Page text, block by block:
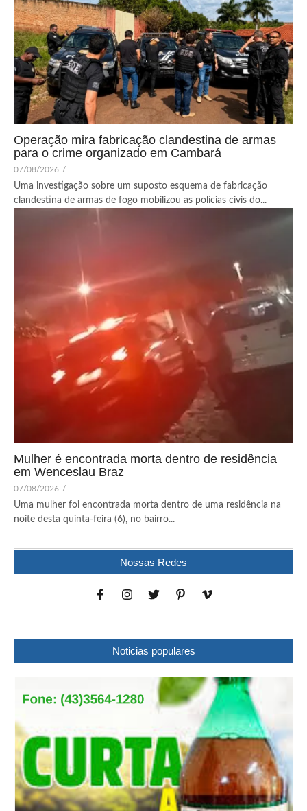
Operação mira fabricação clandestina de armas
para o crime organizado em Cambará
07/08/2026 /
Uma investigação sobre um suposto esquema de fabricação
clandestina de armas de fogo mobilizou as polícias civis do...
Mulher é encontrada morta dentro de residência
em Wenceslau Braz
07/08/2026 /
Uma mulher foi encontrada morta dentro de uma residência na
noite desta quinta-feira (6), no bairro...
Nossas Redes
Noticias populares